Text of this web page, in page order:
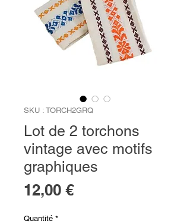
SKU : TORCH2GRQ
Lot de 2 torchons
vintage avec motifs
graphiques
12,00 €Prix
Quantité *